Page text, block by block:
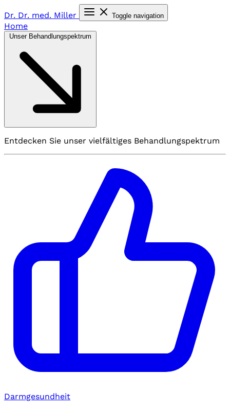
Dr. Dr. med. Miller Toggle navigation
Home
Entdecken Sie unser vielfältiges Behandlungspektrum
Darmgesundheit